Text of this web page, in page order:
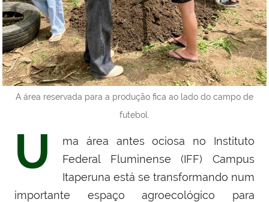
A área reservada para a produção fica ao lado do campo de
futebol.
U
ma área antes ociosa no Instituto
Federal Fluminense (IFF) Campus
Itaperuna está se transformando num
importante espaço agroecológico para